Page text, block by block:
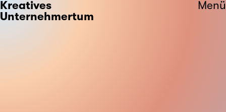
Kreatives
Unternehmertum
Menü